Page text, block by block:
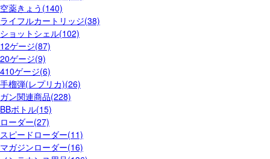
空薬きょう(140)
ライフルカートリッジ(38)
ショットシェル(102)
12ゲージ(87)
20ゲージ(9)
410ゲージ(6)
手榴弾(レプリカ)(26)
ガン関連商品(228)
BBボトル(15)
ローダー(27)
スピードローダー(11)
マガジンローダー(16)